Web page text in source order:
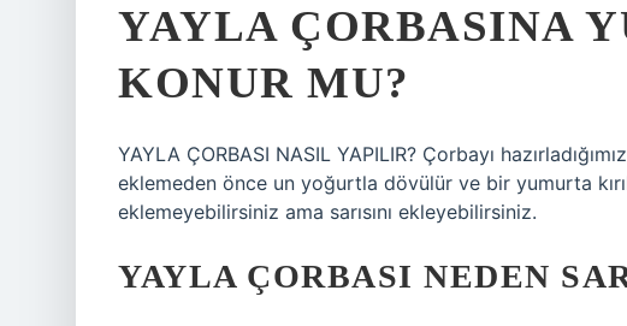
YAYLA ÇORBASINA
KONUR MU?
YAYLA ÇORBASI NASIL YAPILIR? Çorbayı
eklemeden önce un yoğurtla dövülür ve bir yumurta
eklemeyebilirsiniz ama sarısını ekleyebilirsiniz.
YAYLA ÇORBASI NEDEN